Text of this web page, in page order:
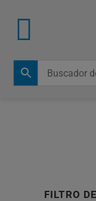
FILTRO